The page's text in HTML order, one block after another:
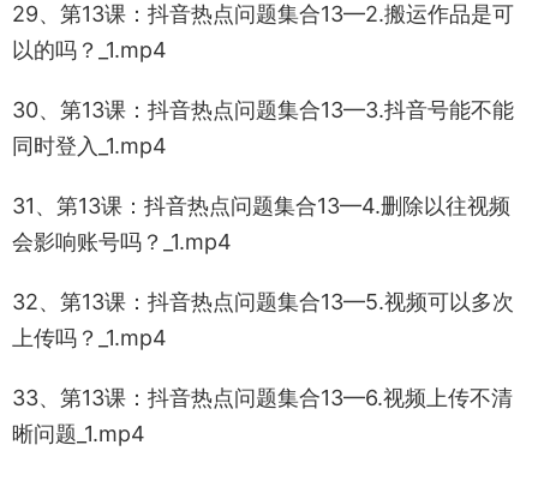
29、第13课：抖音热点问题集合13—2.搬运作品是可
以的吗？_1.mp4
30、第13课：抖音热点问题集合13—3.抖音号能不能
同时登入_1.mp4
31、第13课：抖音热点问题集合13—4.删除以往视频
会影响账号吗？_1.mp4
32、第13课：抖音热点问题集合13—5.视频可以多次
上传吗？_1.mp4
33、第13课：抖音热点问题集合13—6.视频上传不清
晰问题_1.mp4